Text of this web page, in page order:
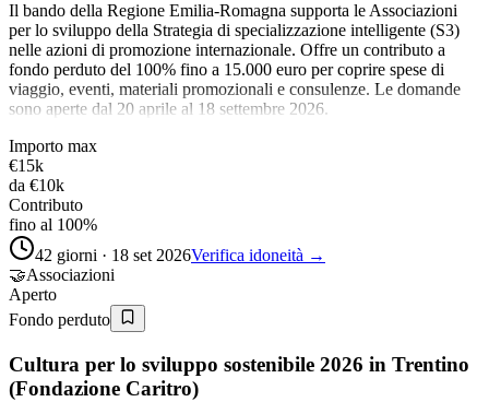
Il bando della Regione Emilia-Romagna supporta le Associazioni
per lo sviluppo della Strategia di specializzazione intelligente (S3)
nelle azioni di promozione internazionale. Offre un contributo a
fondo perduto del 100% fino a 15.000 euro per coprire spese di
viaggio, eventi, materiali promozionali e consulenze. Le domande
sono aperte dal 20 aprile al 18 settembre 2026.
Importo max
€15k
da €10k
Contributo
fino al 100%
42 giorni · 18 set 2026Verifica idoneità →
🤝Associazioni
Aperto
Fondo perduto
Cultura per lo sviluppo sostenibile 2026 in Trentino
(Fondazione Caritro)